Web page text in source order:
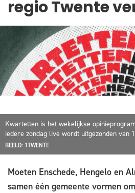
regio Twente
Kwartetten is het wekelijkse
iedere zondag live wordt uitgezonden van
BEELD: 1TWENTE
Moeten Enschede, Hengelo en
samen één gemeente vormen